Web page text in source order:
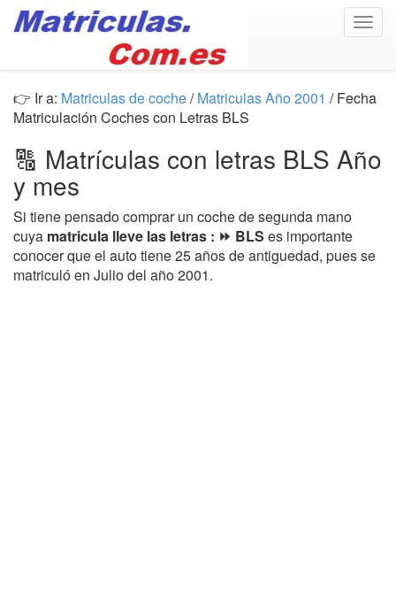
👉 Ir a: Matriculas de coche/Matriculas Año 2001 / Fecha
Matriculación Coches con Letras BLS
🔠 Matrículas con letras BLS Año
y mes
Si tiene pensado comprar un coche de segunda mano
cuya matricula lleve las letras : ⏩ BLS es importante
conocer que el auto tiene 25 años de antiguedad, pues se
matriculó en Julio del año 2001.